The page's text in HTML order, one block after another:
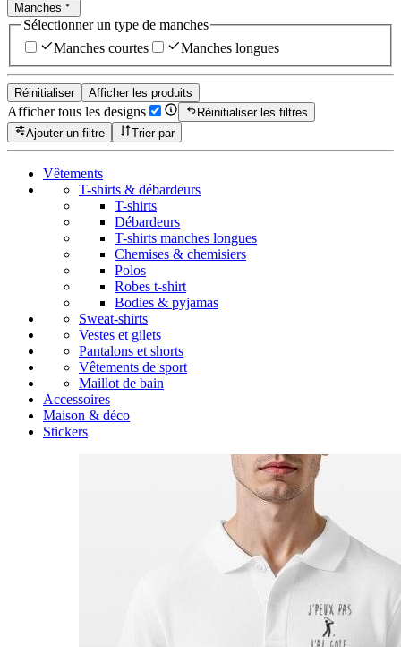
Manches
Sélectionner un type de manches
Manches courtes
Manches longues
Réinitialiser Afficher les produits
Afficher tous les designs
Réinitialiser les filtres
Ajouter un filtre
Trier par
Vêtements
T-shirts & débardeurs
T-shirts
Débardeurs
T-shirts manches longues
Chemises & chemisiers
Polos
Robes t-shirt
Bodies & pyjamas
Sweat-shirts
Vestes et gilets
Pantalons et shorts
Vêtements de sport
Maillot de bain
Accessoires
Maison & déco
Stickers